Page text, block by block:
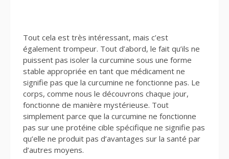
Tout cela est très intéressant, mais c’est
également trompeur. Tout d’abord, le fait qu’ils ne
puissent pas isoler la curcumine sous une forme
stable appropriée en tant que médicament ne
signifie pas que la curcumine ne fonctionne pas. Le
corps, comme nous le découvrons chaque jour,
fonctionne de manière mystérieuse. Tout
simplement parce que la curcumine ne fonctionne
pas sur une protéine cible spécifique ne signifie pas
qu’elle ne produit pas d’avantages sur la santé par
d’autres moyens.